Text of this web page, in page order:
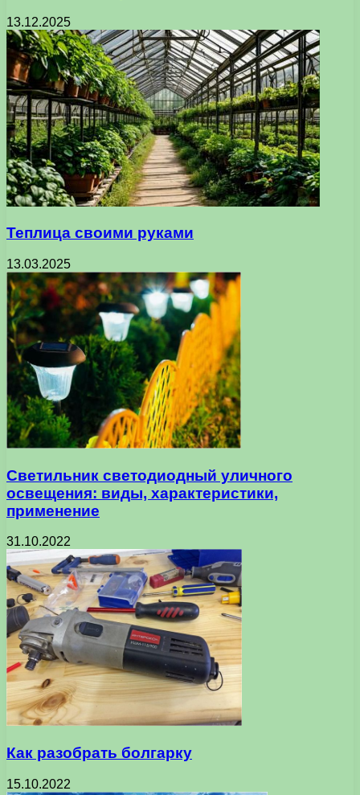
13.12.2025
Теплица своими руками
13.03.2025
Светильник светодиодный уличного
освещения: виды, характеристики,
применение
31.10.2022
Как разобрать болгарку
15.10.2022